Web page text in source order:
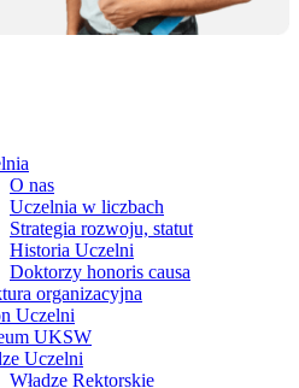
O nas
Uczelnia w liczbach
Strategia rozwoju, statut
Historia Uczelni
Doktorzy honoris causa
organizacyjna
Uczelni
UKSW
Uczelni
Władze Rektorskie